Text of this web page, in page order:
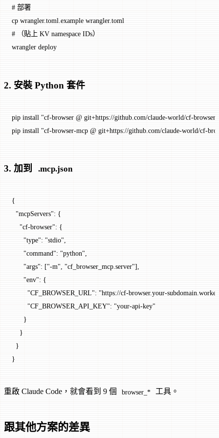
# 部署
cp wrangler.toml.example wrangler.toml
# （貼上 KV namespace IDs）
wrangler deploy
2. 安裝 Python 套件
pip install "cf-browser @ git+https://github.com/claude-world/cf-
pip install "cf-browser-mcp @ git+https://github.com/claude-world/cf-
3. 加到 .mcp.json
{
  "mcpServers"
: {
    "cf-browser"
: {
      "type"
: "stdio",
      "command"
: "python",
      "args"
: ["-m", "cf_browser_mcp.server"],
      "env"
: {
        "CF_BROWSER_URL"
: "https://cf-browser.your-
        "CF_BROWSER_API_KEY"
: "your-api-key"
      }
    }
  }
}
重啟 Claude Code，就會看到 9 個 browser_* 工具。
跟其他方案的差異